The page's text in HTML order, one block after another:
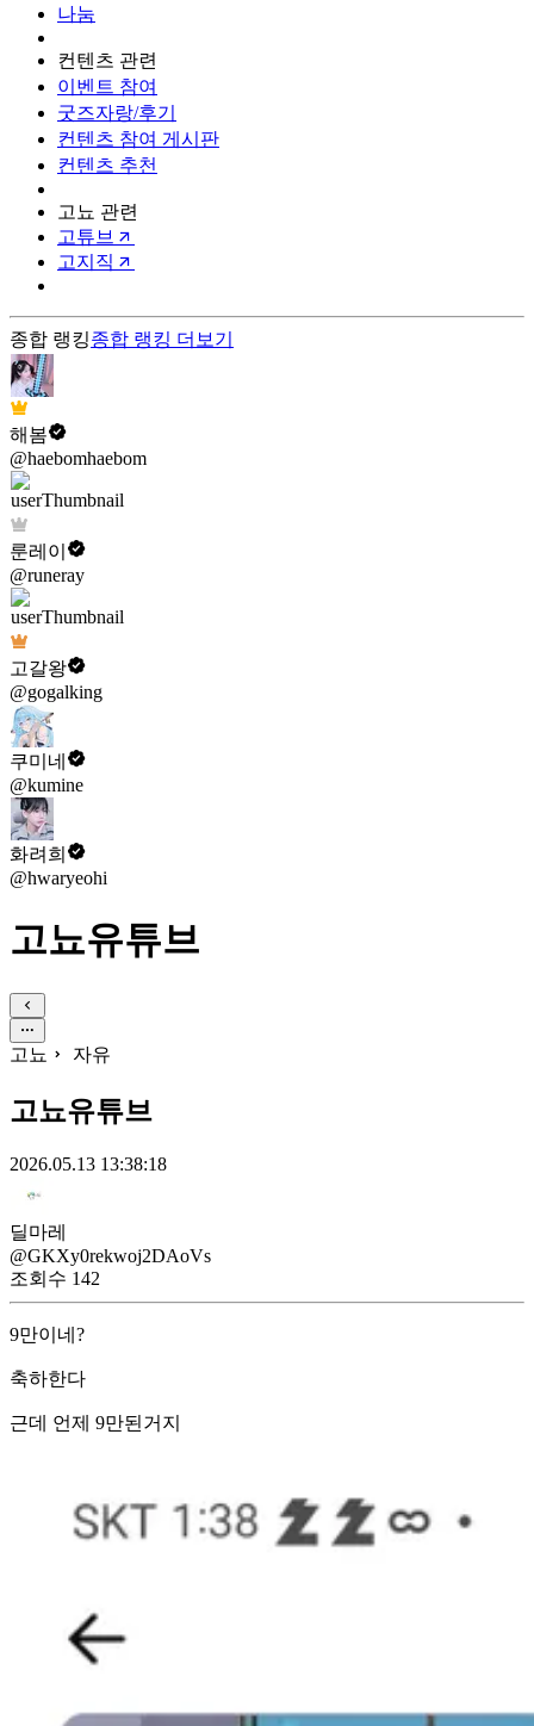
나눔
컨텐츠 관련
이벤트 참여
굿즈자랑/후기
컨텐츠 참여 게시판
컨텐츠 추천
고뇨 관련
고튜브
고지직
종합 랭킹종합 랭킹 더보기
해봄
@haebomhaebom
룬레이
@runeray
고갈왕
@gogalking
쿠미네
@kumine
화려희
@hwaryeohi
고뇨유튜브
고뇨 자유
고뇨유튜브
2026.05.13 13:38:18
딜마레
@GKXy0rekwoj2DAoVs
조회수 142
9만이네?
축하한다
근데 언제 9만된거지